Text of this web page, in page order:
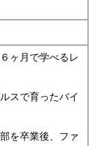
ヶ月で学べるレ
スで育ったバイ
を卒業後、ファ